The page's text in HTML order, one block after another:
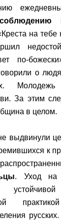
на тебе
по-
о
За этим
в целом.
выдвинули
к
. Уход на